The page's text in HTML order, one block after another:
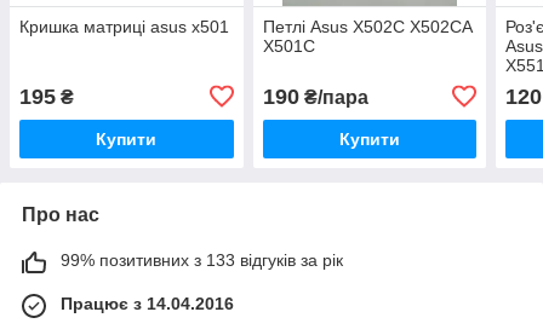
Кришка матриці asus x501
195 ₴
Купити
Петлі Asus X502C X502CA
X501C
190₴/пара
Купити
120
Про нас
99% позитивних з 133 відгуків за рік
Працює з 14.04.2016